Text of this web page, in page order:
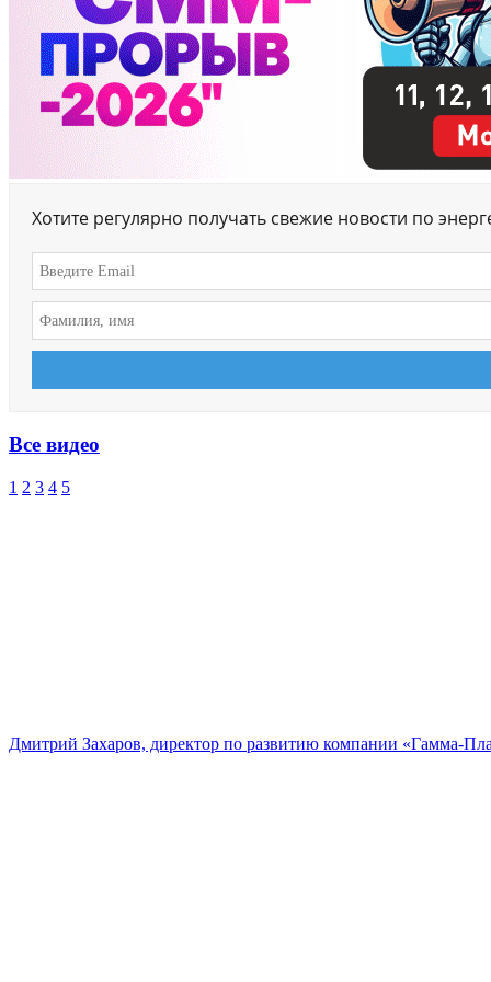
Хотите регулярно получать свежие новости по
Все видео
1 2 3 4 5
Дмитрий Захаров, директор по развитию компании «Гамма-